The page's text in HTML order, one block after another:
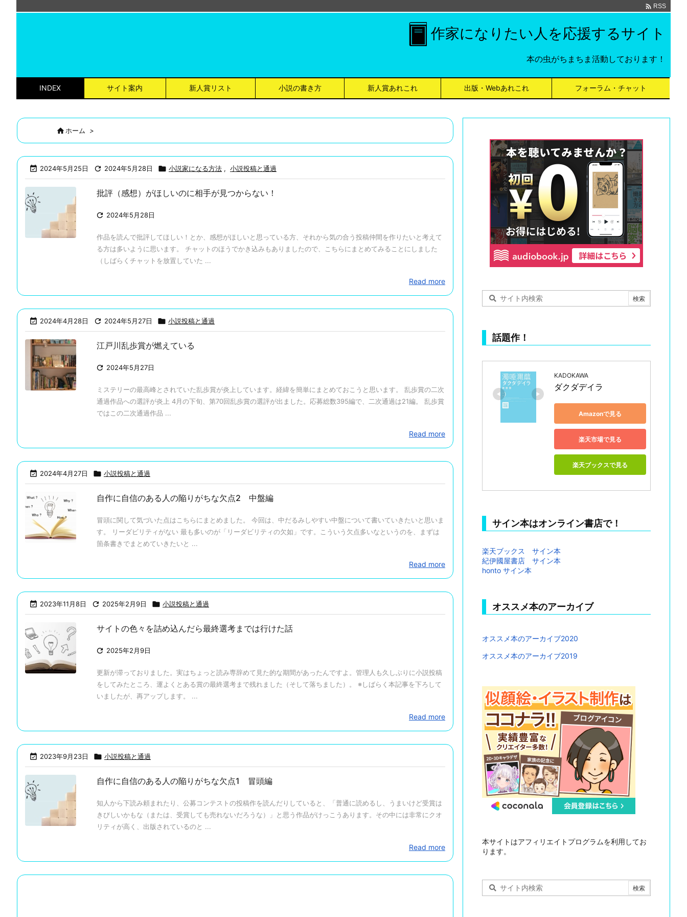
作家になりたい人を応援するサイト
本の虫がちまちま活動しております！
INDEX サイト案内 新人賞リスト 小説の書き方 新人賞あれこれ 出版・Webあれこれ フォーラム・チャット
 RSS
ホーム >
 2024年5月25日  2024年5月28日  小説家になる方法 , 小説投稿と通過
批評（感想）がほしいのに相手が見つからない！
 2024年5月28日
作品を読んで批評してほしい！とか、感想がほしいと思っている方、それから気の合う投稿仲間を作りたいと考えて
る方は多いように思います。 チャットのほうでかき込みもありましたので、こちらにまとめてみることにしました
（しばらくチャットを放置していた ...
Read more
 2024年4月28日  2024年5月27日  小説投稿と通過
江戸川乱歩賞が燃えている
 2024年5月27日
ミステリーの最高峰とされていた乱歩賞が炎上しています。経緯を簡単にまとめておこうと思います。 乱歩賞の二次
通過作品への選評が炎上 4月の下旬、第70回乱歩賞の選評が出ました。応募総数395編で、二次通過は21編。 乱歩賞
ではこの二次通過作品 ...
Read more
 2024年4月27日  小説投稿と通過
自作に自信のある人の陥りがちな欠点2 中盤編
冒頭に関して気づいた点はこちらにまとめました。 今回は、中だるみしやすい中盤について書いていきたいと思いま
す。 リーダビリティがない 最も多いのが「リーダビリティの欠如」です。こういう欠点多いなというのを、まずは
箇条書きでまとめていきたいと ...
Read more
 2023年11月8日  2025年2月9日  小説投稿と通過
サイトの色々を詰め込んだら最終選考までは行けた話
 2025年2月9日
更新が滞っておりました。実はちょっと読み専辞めて見た的な期間があったんですよ。管理人も久しぶりに小説投稿
をしてみたところ、運よくとある賞の最終選考まで残れました（そして落ちました）。 ※しばらく本記事を下ろして
いましたが、再アップします。 ...
Read more
 2023年9月23日  小説投稿と通過
自作に自信のある人の陥りがちな欠点1 冒頭編
知人から下読み頼まれたり、公募コンテストの投稿作を読んだりしていると、「普通に読めるし、うまいけど受賞は
きびしいかもな（または、受賞しても売れないだろうな）」と思う作品がけっこうあります。その中には非常にクオ
リティが高く、出版されているのと ...
Read more
話題作！
KADOKAWA
ダクダデイラ
Amazonで見る
楽天市場で見る
楽天ブックスで見る
サイン本はオンライン書店で！
楽天ブックス サイン本
紀伊國屋書店 サイン本
honto サイン本
オススメ本のアーカイブ
オススメ本のアーカイブ2020
オススメ本のアーカイブ2019
本サイトはアフィリエイトプログラムを利用してお
ります。